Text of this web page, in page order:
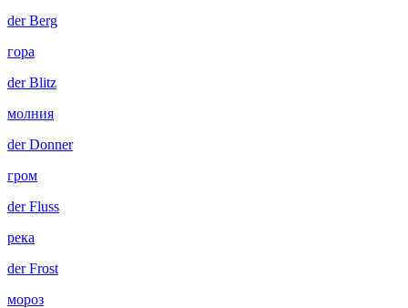
derBerg
гора
derBlitz
молния
derDonner
гром
derFluss
река
derFrost
мороз